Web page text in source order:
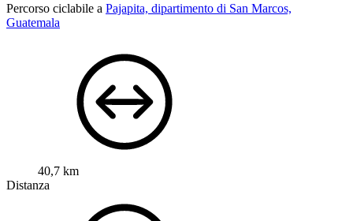
Percorso ciclabile a Pajapita, dipartimento di San Marcos,
Guatemala
40,7 km
Distanza